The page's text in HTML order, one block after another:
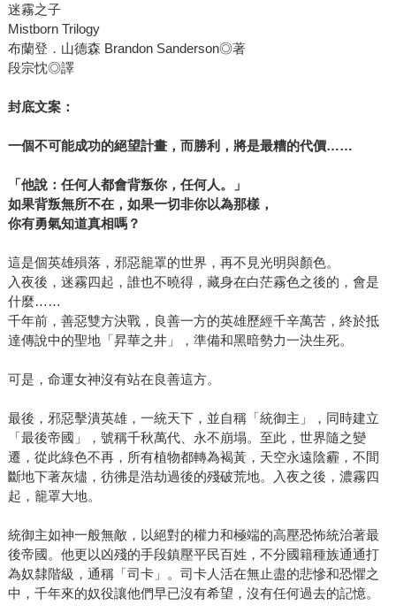
《2018740705848》（奇幻基地出版，台灣於11月15日與美
國僅隔一週上市），是山德森「忙裡偷閒」，再次發揮著名
的快筆功力，在執筆寫精裝原文書每本都厚達一千多頁的
《時光之輪12》（還分上中下！）時，餘裕寫下的十七萬字
作品，他說：「……寫這本書是個意外，但我想破除一般奇
是萬千讀者能有幸再次進入迷霧國度裡，跟隨主角飛馳於黑
境的熱情，加上細緻靈敏的心思與審慎計劃，和隨手拈來妙
筆生花的本領，讓人驚見於他天生該寫奇幻的特質，這顆本
身光芒萬丈的耀眼新星，即將讓信徒見證他開創屬於自己的
歷史與世紀。 ＊文中布蘭登．山德森照片，由奇幻基地提
供。
迷霧之子
Mistborn Trilogy
布蘭登．山德森 Brandon Sanderson◎著
段宗忱◎譯
封底文案：
一個不可能成功的絕望計畫，而勝利，將是最糟的代價……
「他說：任何人都會背叛你，任何人。」
如果背叛無所不在，如果一切非你以為那樣，
你有勇氣知道真相嗎？
這是個英雄殞落，邪惡籠罩的世界，再不見光明與顏色。
入夜後，迷霧四起，誰也不曉得，藏身在白茫霧色之後的，會是
什麼……
千年前，善惡雙方決戰，良善一方的英雄歷經千辛萬苦，終於抵
達傳說中的聖地「昇華之井」，準備和黑暗勢力一決生死。
可是，命運女神沒有站在良善這方。
最後，邪惡擊潰英雄，一統天下，並自稱「統御主」，同時建立
「最後帝國」，號稱千秋萬代、永不崩塌。至此，世界隨之變
遷，從此綠色不再，所有植物都轉為褐黃，天空永遠陰霾，不間
斷地下著灰燼，彷彿是浩劫過後的殘破荒地。入夜之後，濃霧四
起，籠罩大地。
統御主如神一般無敵，以絕對的權力和極端的高壓恐怖統治著最
後帝國。他更以凶殘的手段鎮壓平民百姓，不分國籍種族通通打
為奴隸階級，通稱「司卡」。司卡人活在無止盡的悲慘和恐懼之
中，千年來的奴役讓他們早已沒有希望，沒有任何過去的記憶。